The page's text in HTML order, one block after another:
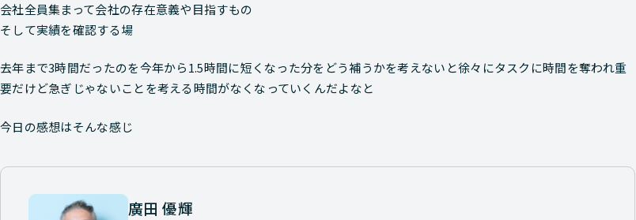
会社全員集まって会社の存在意義や目指すもの
そして実績を確認する場
去年まで3時間だったのを今年から1.5時間に短くなった分をどう補うかを考えないと徐々にタスクに時間を奪われ重
要だけど急ぎじゃないことを考える時間がなくなっていくんだよなと
今日の感想はそんな感じ
廣田 優輝